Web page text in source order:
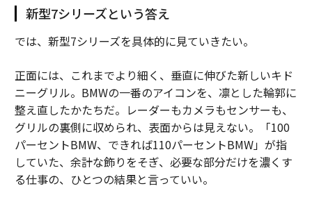
新型7シリーズという答え
では、新型7シリーズを具体的に見ていきたい。
正面には、これまでより細く、垂直に伸びた新しいキド
ニーグリル。BMWの一番のアイコンを、凛とした輪郭に
整え直したかたちだ。レーダーもカメラもセンサーも、
グリルの裏側に収められ、表面からは見えない。「100
パーセントBMW、できれば110パーセントBMW」が指
していた、余計な飾りをそぎ、必要な部分だけを濃くす
る仕事の、ひとつの結果と言っていい。